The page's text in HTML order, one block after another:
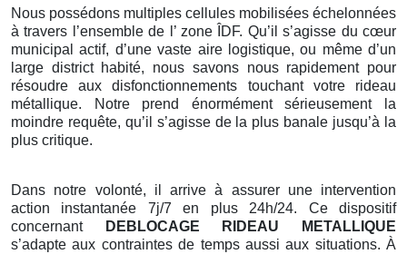
Nous possédons multiples cellules mobilisées échelonnées
à travers l’ensemble de l’ zone ÎDF. Qu’il s’agisse du cœur
municipal actif, d’une vaste aire logistique, ou même d’un
large district habité, nous savons nous rapidement pour
résoudre aux disfonctionnements touchant votre rideau
métallique. Notre prend énormément sérieusement la
moindre requête, qu’il s’agisse de la plus banale jusqu’à la
plus critique.
Dans notre volonté, il arrive à assurer une intervention
action instantanée 7j/7 en plus 24h/24. Ce dispositif
concernant
DEBLOCAGE RIDEAU METALLIQUE
s’adapte aux contraintes de temps aussi aux situations. À